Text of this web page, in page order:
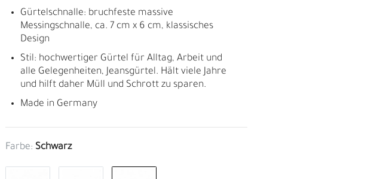
Gürtelschnalle: bruchfeste massive
Messingschnalle, ca. 7 cm x 6 cm, klassisches
Design
Stil: hochwertiger Gürtel für Alltag, Arbeit und
alle Gelegenheiten, Jeansgürtel. Hält viele Jahre
und hilft daher Müll und Schrott zu sparen.
Made in Germany
Farbe: Schwarz